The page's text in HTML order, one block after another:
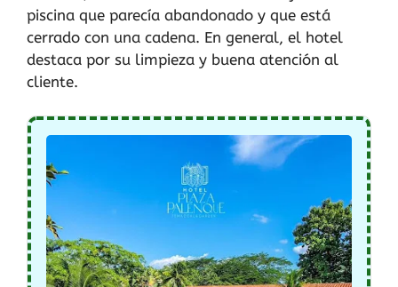
piscina que parecía abandonado y que está
cerrado con una cadena. En general, el hotel
destaca por su limpieza y buena atención al
cliente.